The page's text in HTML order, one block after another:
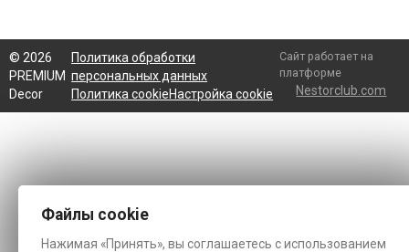
© 2026
PREMIUM
Decor
Политика обработки
персональных данных
Политика cookieНастройка cookie
Сайт работает на
платформе
Nestorclub.com
Файлы cookie
Нажимая «Принять», вы соглашаетесь с использованием